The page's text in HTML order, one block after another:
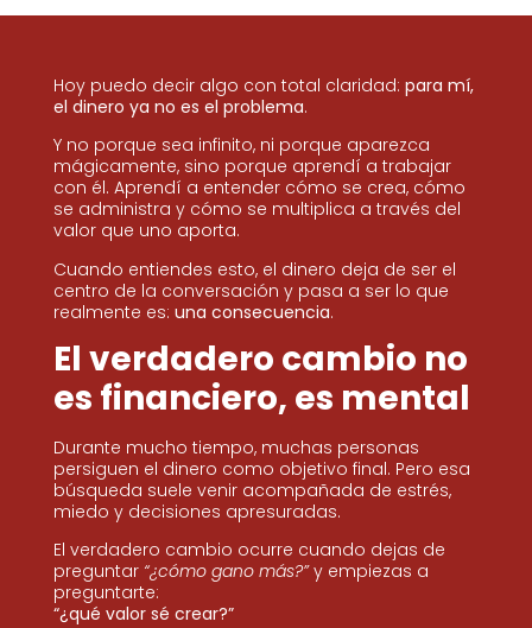
Hoy puedo decir algo con total claridad: para mí,
el dinero ya no es el problema.
Y no porque sea infinito, ni porque aparezca
mágicamente, sino porque aprendí a trabajar
con él. Aprendí a entender cómo se crea, cómo
se administra y cómo se multiplica a través del
valor que uno aporta.
Cuando entiendes esto, el dinero deja de ser el
centro de la conversación y pasa a ser lo que
realmente es: una consecuencia.
El verdadero cambio no
es financiero, es mental
Durante mucho tiempo, muchas personas
persiguen el dinero como objetivo final. Pero esa
búsqueda suele venir acompañada de estrés,
miedo y decisiones apresuradas.
El verdadero cambio ocurre cuando dejas de
preguntar “¿cómo gano más?”y empiezas a
preguntarte:
“¿qué valor sé crear?”